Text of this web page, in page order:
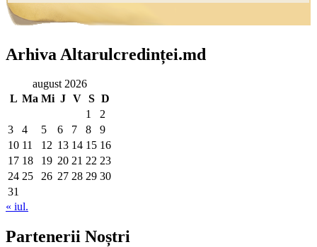
Arhiva Altarulcredinței.md
august 2026
L Ma Mi J V S D
1
2
3
4 5 6 7 8
9
10 11 12 13 14 15 16
17 18 19 20 21 22 23
24 25 26 27 28 29 30
31
« iul.
Partenerii Noștri